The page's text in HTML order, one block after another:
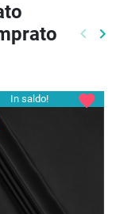
keyboard_arrow_left keyboard_arrow_right
In saldo!
favorite